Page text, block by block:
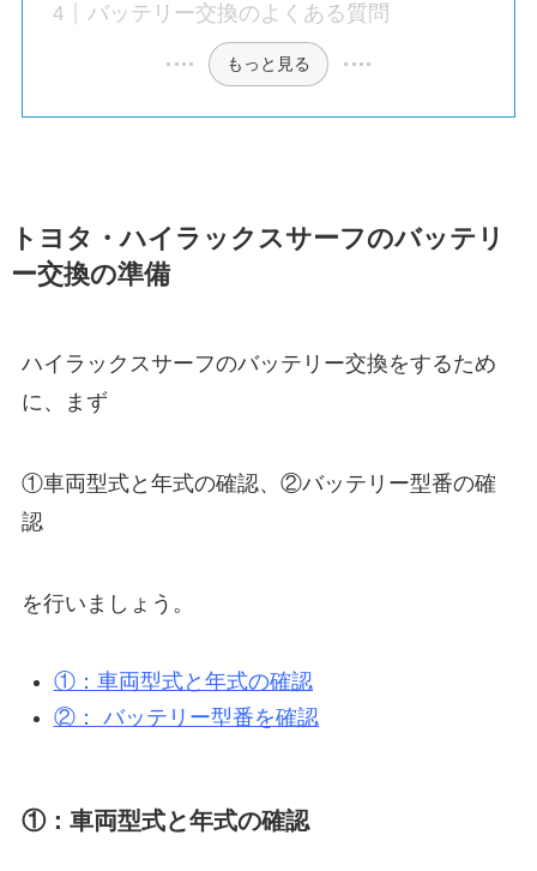
バッテリー交換のよくある質問
もっと見る
トヨタ・ハイラックスサーフのバッテリ
ー交換の準備
ハイラックスサーフのバッテリー交換をするため
に、まず
①車両型式と年式の確認、②バッテリー型番の確
認
を行いましょう。
①：車両型式と年式の確認
②： バッテリー型番を確認
①：車両型式と年式の確認